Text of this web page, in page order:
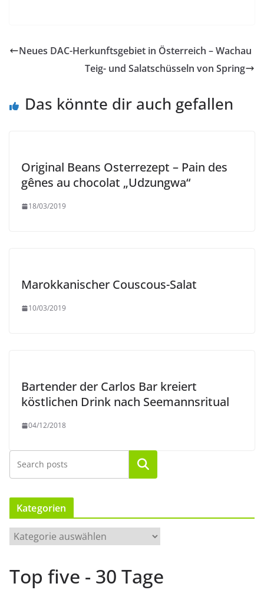
Neues DAC-Herkunftsgebiet in Österreich – Wachau
Teig- und Salatschüsseln von Spring
Das könnte dir auch gefallen
Original Beans Osterrezept – Pain des
gênes au chocolat „Udzungwa“
18/03/2019
Marokkanischer Couscous-Salat
10/03/2019
Bartender der Carlos Bar kreiert
köstlichen Drink nach Seemannsritual
04/12/2018
Suchen
Kategorien
a
Top five - 30 Tage